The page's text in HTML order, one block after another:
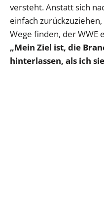
versteht. Anstatt sich
einfach
Wege finden, der WWE
„Mein Ziel ist, die
hinterlassen, als ich